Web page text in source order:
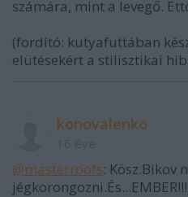
számára, mint a levegő.
(fordító: kutyafuttában
elütésekért a stilisztikai
konovalenko
@masterroofs: Kösz.Bikov
jégkorongozni.És...EMBER!!!